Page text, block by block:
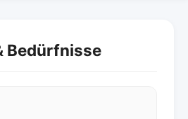
Bedürfnisse